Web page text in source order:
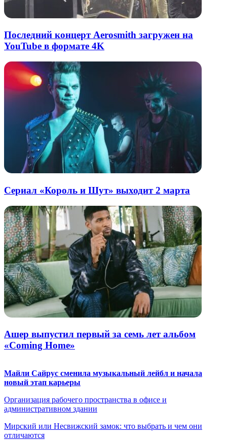
Последний концерт Aerosmith загружен на
YouTube в формате 4K
Сериал «Король и Шут» выходит 2 марта
Ашер выпустил первый за семь лет альбом
«Coming Home»
Майли Сайрус сменила музыкальный лейбл и начала
новый этап карьеры
Организация рабочего пространства в офисе и
административном здании
Мирский или Несвижский замок: что выбрать и чем они
отличаются